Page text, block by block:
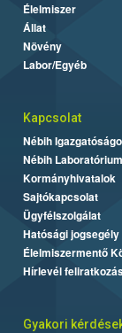
Élelmiszer
Állat
Növény
Labor/Egyéb
Kapcsolat
Nébih
Nébih
Kormányhivatalok
Sajtókapcsolat
Ügyfélszolgálat
Hatósági jogsegély
Élelmiszermentő
Hírlevél
Gyakori